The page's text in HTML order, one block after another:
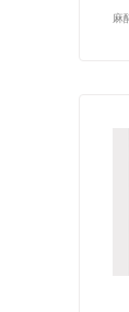
麻